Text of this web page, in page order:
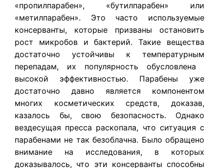
«пропилпарабен», «бутилпарабен» или
«метилпарабен». Это часто используемые
консерванты, которые призваны остановить
рост микробов и бактерий. Такие вещества
достаточно устойчивы к температурным
перепадам, их популярность обусловлена ​​
высокой эффективностью. Парабены уже
достаточно давно является компонентом
многих косметических средств, доказав,
казалось бы, свою безопасность. Однако
вездесущая пресса раскопала, что ситуация с
парабенами не так безоблачна. Было обращено
внимание на исследования, в которых
доказывалось, что эти консерванты способны